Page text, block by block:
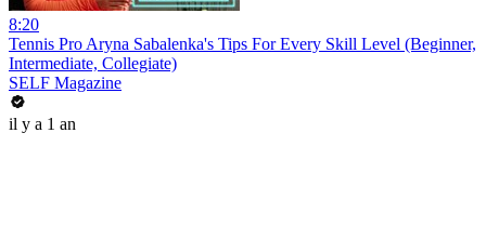
8:20
Tennis Pro Aryna Sabalenka's Tips For Every Skill Level (Beginner,
Intermediate, Collegiate)
SELF Magazine
il y a 1 an